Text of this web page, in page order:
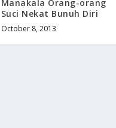
Manakala Orang-orang
Suci Nekat Bunuh Diri
October 8, 2013